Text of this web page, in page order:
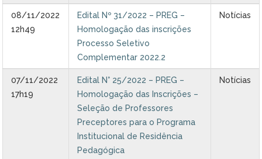
Ministério do Meio Ambiente
08/11/2022
12h49
Edital Nº 31/2022 – PREG –
Homologação das inscrições
Processo Seletivo
Complementar 2022.2
Notícias
07/11/2022
17h19
Edital N° 25/2022 – PREG –
Homologação das Inscrições –
Seleção de Professores
Preceptores para o Programa
Institucional de Residência
Pedagógica
Notícias